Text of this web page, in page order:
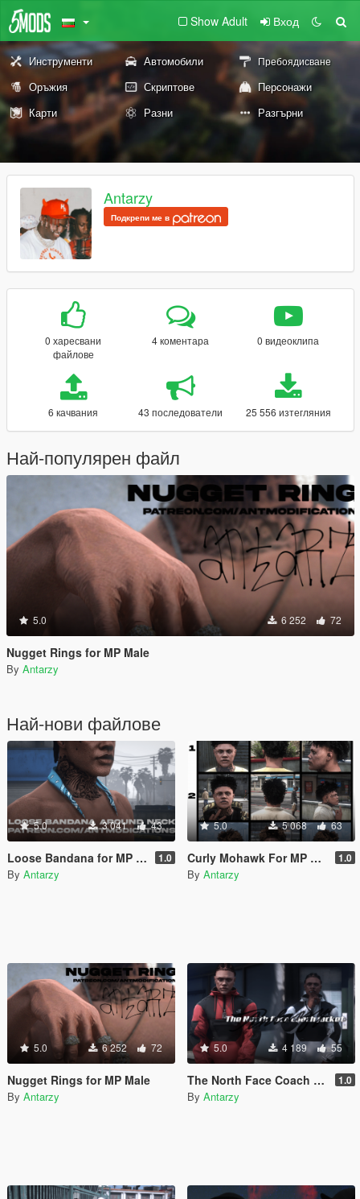
Show Adult Вход
Инструменти Автомобили Пребоядисване
Оръжия Скриптове
Персонажи
Карти
Разни Разгърни
Antarzy
Подкрепи ме в
0 харесвани
файлове
4 коментара 0 видеоклипа
6 качвания 43 последователи 25 556 изтегляния
Най-популярен файл
5.0 6 252 72
Nugget Rings for MP Male
By Antarzy
Най-нови файлове
5.0 3 041 43
Loose Bandana for MP Male 1.0
By Antarzy
5.0 5 068 63
Curly Mohawk For MP Male 1.0
By Antarzy
5.0 6 252 72
Nugget Rings for MP Male
By Antarzy
5.0 4 189 55
The North Face Coach Jacket For MPMALE 1.0
By Antarzy